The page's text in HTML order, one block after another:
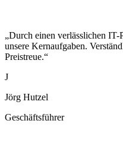
„Durch einen verlässlichen
unsere Kernaufgaben.
Preistreue.“
J
Jörg Hutzel
Geschäftsführer